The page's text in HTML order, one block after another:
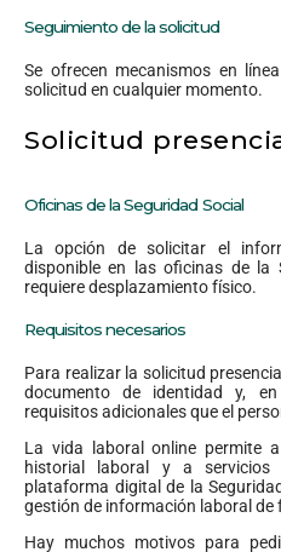
Seguimiento de la solicitud
Se ofrecen mecanismos en
solicitud en cualquier momento.
Solicitud
Oficinas de la Seguridad Social
La opción de solicitar el
disponible en las oficinas de la
requiere desplazamiento físico.
Requisitos necesarios
Para realizar la solicitud
documento de identidad y,
requisitos adicionales que el
La vida laboral online permite
historial laboral y a
plataforma digital de la
gestión de información laboral de
Hay muchos motivos para